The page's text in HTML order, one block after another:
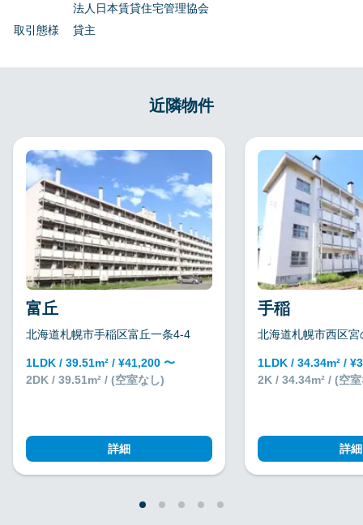
法人日本賃貸住宅管理協会
取引態様
貸主
近隣物件
富丘
北海道札幌市手稲区富丘一条4-4
1LDK / 39.51m² / ¥41,200 〜
2DK / 39.51m² / (空室なし)
詳細
手稲
北海道札幌市西区
1LDK / 34.34m² /
2K / 34.34m² / (空
詳細